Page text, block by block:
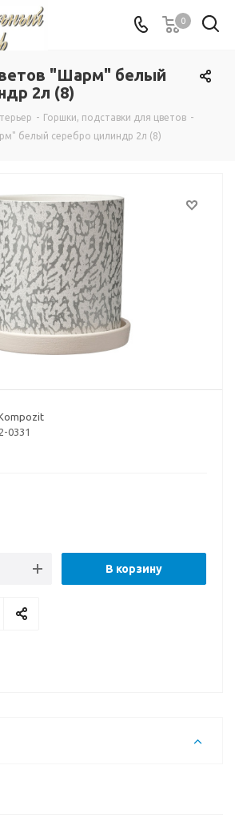
0
"Шарм" белый
2л (8)
- Горшки, подставки для цветов -
белый серебро цилиндр 2л (8)
0331
В корзину